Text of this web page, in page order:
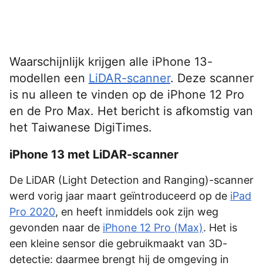
Waarschijnlijk krijgen alle iPhone 13-
modellen een LiDAR-scanner. Deze scanner
is nu alleen te vinden op de iPhone 12 Pro
en de Pro Max. Het bericht is afkomstig van
het Taiwanese DigiTimes.
iPhone 13 met LiDAR-scanner
De LiDAR (Light Detection and Ranging)-scanner
werd vorig jaar maart geïntroduceerd op de iPad
Pro 2020, en heeft inmiddels ook zijn weg
gevonden naar de iPhone 12 Pro (Max). Het is
een kleine sensor die gebruikmaakt van 3D-
detectie: daarmee brengt hij de omgeving in